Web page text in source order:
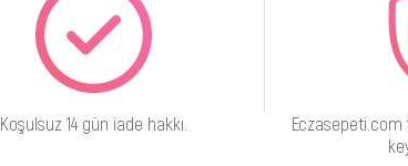
Koşulsuz 14 gün iade hakkı.
Eczasepeti.com